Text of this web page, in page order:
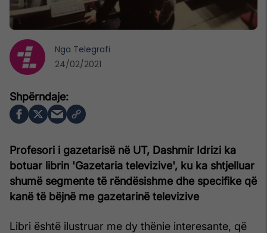
Profesori i gazetarisë në UT, Dashmir Idrizi ka
botuar librin 'Gazetaria televizive', ku ka shtjelluar
shumë segmente të rëndësishme dhe specifike që
kanë të bëjnë me gazetarinë televizive
Libri është ilustruar me dy thënie interesante, që
Nga Telegrafi
24/02/2021